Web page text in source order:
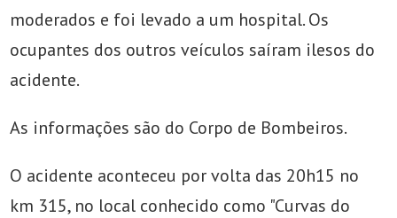
moderados e foi levado a um hospital. Os
ocupantes dos outros veículos saíram ilesos do
acidente.
As informações são do Corpo de Bombeiros.
O acidente aconteceu por volta das 20h15 no
km 315, no local conhecido como "Curvas do